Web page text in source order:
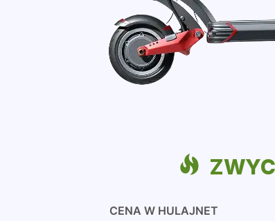
CENA W HULAJNET